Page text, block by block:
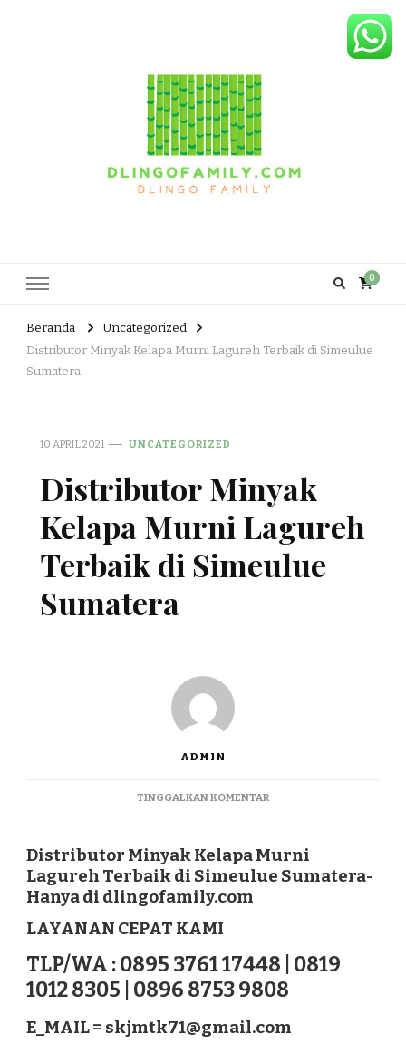
0
Beranda
Uncategorized
Distributor Minyak Kelapa Murni Lagureh Terbaik di Simeulue
Sumatera
10 APRIL 2021 UNCATEGORIZED
Distributor Minyak
Kelapa Murni Lagureh
Terbaik di Simeulue
Sumatera
ADMIN
TINGGALKAN KOMENTARPADA
KELAPA
MURNI
LAGUREH
Distributor Minyak Kelapa Murni
Lagureh Terbaik di Simeulue Sumatera-
Hanya di dlingofamily.com
LAYANAN CEPAT KAMI
TLP/WA : 0895 3761 17448 | 0819
1012 8305 | 0896 8753 9808
E_MAIL = skjmtk71@gmail.com